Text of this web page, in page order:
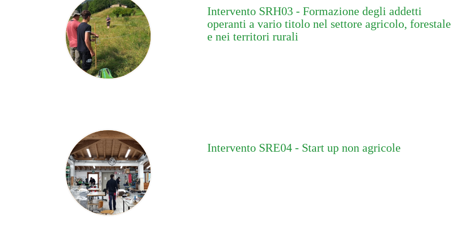
Intervento SRH03 - Formazione degli addetti
operanti a vario titolo nel settore agricolo, forestale
e nei territori rurali
Intervento SRE04 - Start up non agricole